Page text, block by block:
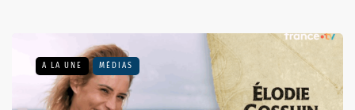
A LA UNE MÉDIAS